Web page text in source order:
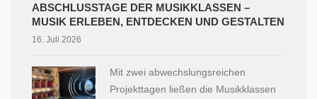
ABSCHLUSSTAGE DER MUSIKKLASSEN –
MUSIK ERLEBEN, ENTDECKEN UND GESTALTEN
16. Juli 2026
Mit zwei abwechslungsreichen
Projekttagen ließen die Musikklassen